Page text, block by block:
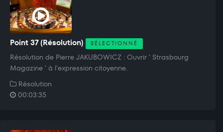
Point 37 (Résolution) SÉLECTIONNÉ
Résolution de Pierre JAKUBOWICZ : Ouvrir ' Strasbourg
Magazine ' à l'expression citoyenne.
Résolution
00:03:35